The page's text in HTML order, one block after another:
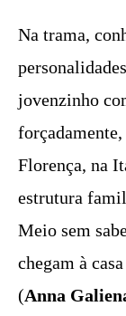
Na trama,
jovenzinho
Florença, na
estrutura
Meio sem
chegam à
(Anna